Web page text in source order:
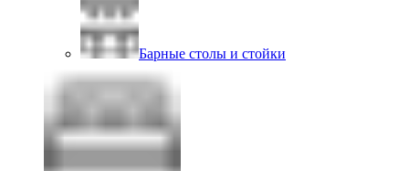
Барные столы и стойки